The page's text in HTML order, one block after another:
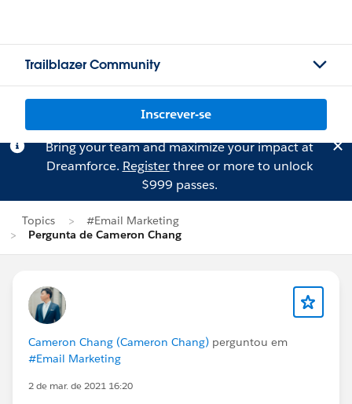
Trailblazer Community
Inscrever-se
Bring your team and maximize your impact at
Dreamforce. Registerthree or more to unlock
$999 passes.
Topics
#Email Marketing
Pergunta de Cameron Chang
Cameron Chang (Cameron Chang) perguntou em
#Email Marketing
2 de mar. de 2021 16:20